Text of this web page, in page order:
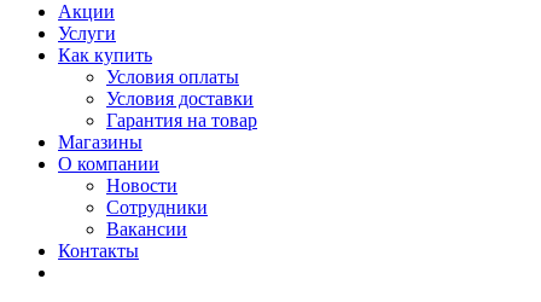
Акции
Услуги
Как купить
Условия оплаты
Условия доставки
Гарантия на товар
Магазины
О компании
Новости
Сотрудники
Вакансии
Контакты